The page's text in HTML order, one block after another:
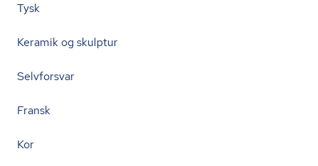
Tysk
Keramik og skulptur
Selvforsvar
Fransk
Kor